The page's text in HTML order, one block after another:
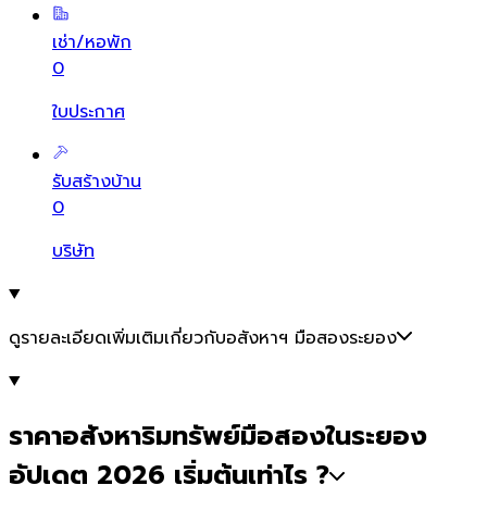
เช่า/หอพัก
0
ใบประกาศ
รับสร้างบ้าน
0
บริษัท
ดูรายละเอียดเพิ่มเติมเกี่ยวกับอสังหาฯ มือสองระยอง
ราคาอสังหาริมทรัพย์มือสองในระยอง
อัปเดต 2026 เริ่มต้นเท่าไร ?